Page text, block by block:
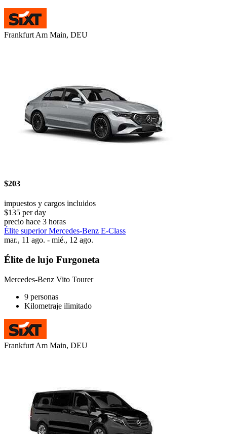
Frankfurt Am Main, DEU
$203
impuestos y cargos incluidos
$135 per day
precio hace 3 horas
Élite superior Mercedes-Benz E-Class
mar., 11 ago. - mié., 12 ago.
Élite de lujo Furgoneta
Mercedes-Benz Vito Tourer
9 personas
Kilometraje ilimitado
Frankfurt Am Main, DEU